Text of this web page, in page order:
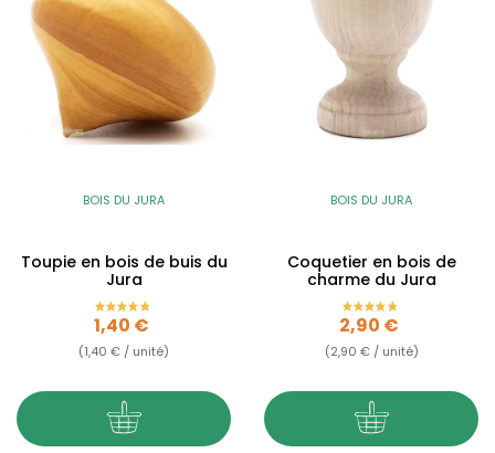
BOIS DU JURA
Toupie en bois de buis du
Jura
Prix
1,40 €
(1,40 € / unité)
BOIS DU JURA
Coquetier en bois de
charme du Jura
Prix
2,90 €
(2,90 € / unité)